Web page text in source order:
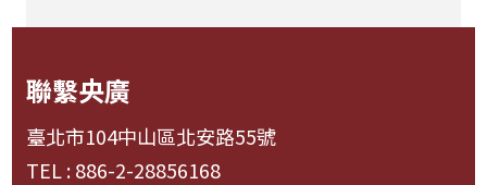
聯繫央廣
臺北市104中山區北安路55號
TEL : 886-2-28856168